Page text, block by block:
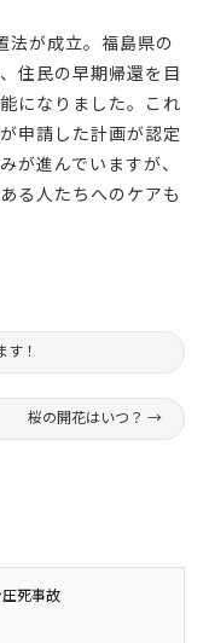
法が成立。福島県の
住民の早期帰還を目
になりました。これ
申請した計画が認定
が進んでいますが、
る人たちへのケアも
す！
桜の開花はいつ？ →
死事故